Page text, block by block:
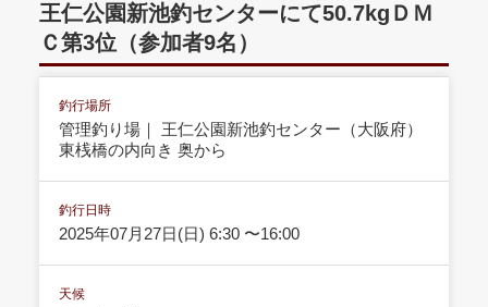
王仁公園新池釣センターにて50.7kgＤＭ
Ｃ第3位（参加者9名）
釣行場所
管理釣り場｜ 王仁公園新池釣センター（大阪府）
東桟橋の内向き 奥から
釣行日時
2025年07月27日(日) 6:30 〜16:00
天候